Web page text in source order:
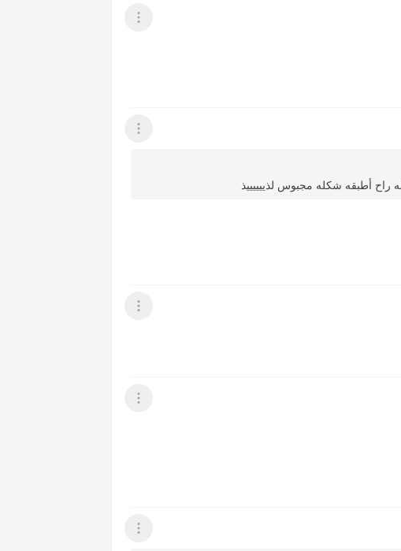
عرض القائمة
عرض القائمة
راح أطبقه شكله مجبوس لذييييييذ
عرض القائمة
عرض القائمة
عرض القائمة